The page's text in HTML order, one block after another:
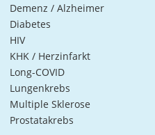
Demenz / Alzheimer
Diabetes
HIV
KHK / Herzinfarkt
Long-COVID
Lungenkrebs
Multiple Sklerose
Prostatakrebs